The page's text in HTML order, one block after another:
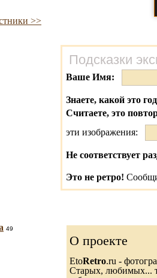
>>
49
Подсказки
Ваше Имя:
Знаете, какой это
Считаете, это
эти изображения:
Не соответствует
Это не ретро!
О проекте
EtoRetro.ru -
Старых, любимых...